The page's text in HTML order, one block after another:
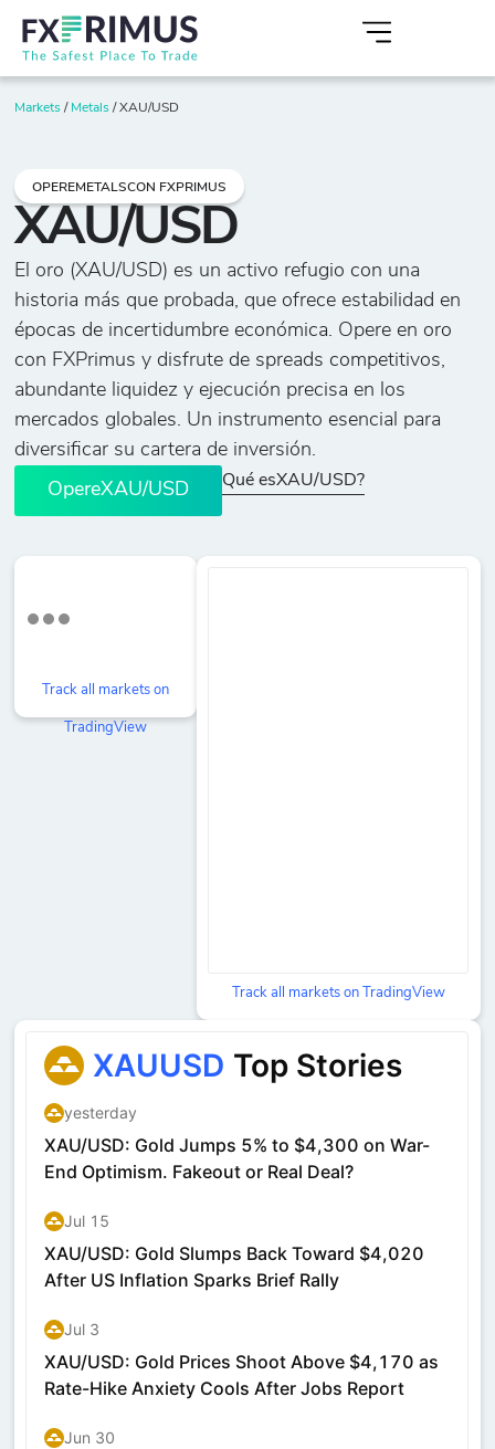
OPEREMETALSCON FXPRIMUS
XAU/USD
El oro (XAU/USD) es un activo refugio con una
historia más que probada, que ofrece estabilidad en
épocas de incertidumbre económica. Opere en oro
con FXPrimus y disfrute de spreads competitivos,
abundante liquidez y ejecución precisa en los
mercados globales. Un instrumento esencial para
diversificar su cartera de inversión.
OpereXAU/USD
Qué esXAU/USD?
Track all markets on
TradingView
Track all markets on TradingView
Markets / Metals /XAU/USD